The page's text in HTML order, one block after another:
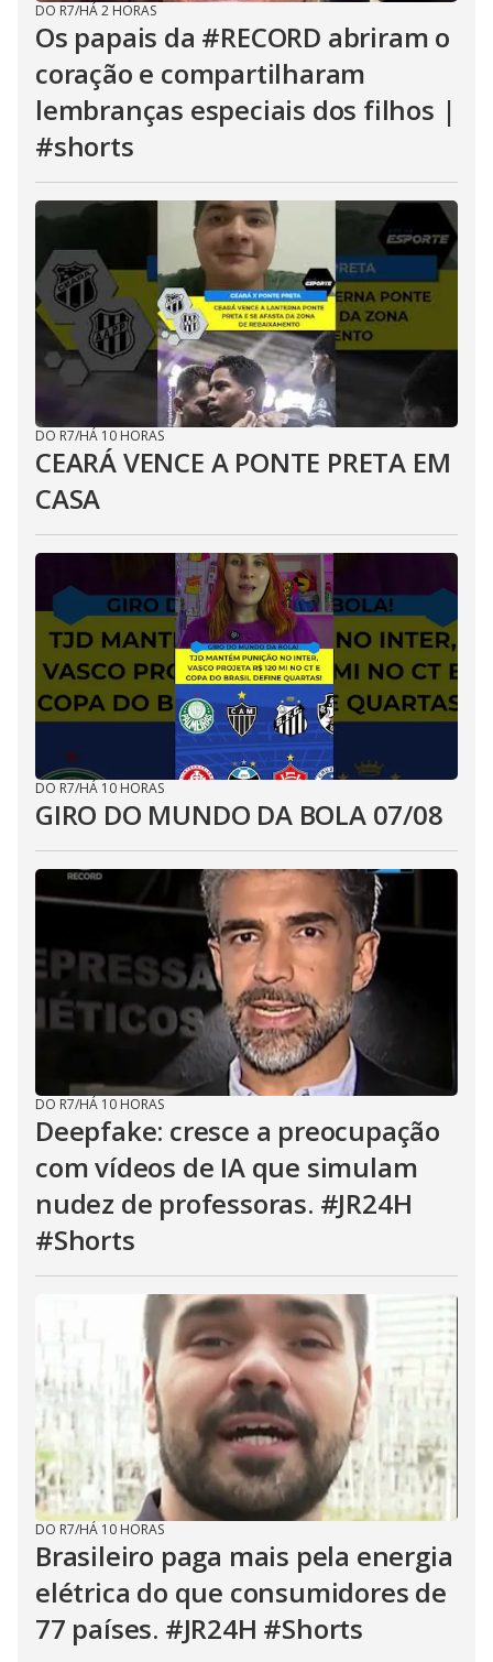
DO R7/HÁ 2 HORAS
Os papais da #RECORD abriram o
coração e compartilharam
lembranças especiais dos filhos |
#shorts
DO R7/HÁ 10 HORAS
CEARÁ VENCE A PONTE PRETA EM
CASA
DO R7/HÁ 10 HORAS
GIRO DO MUNDO DA BOLA 07/08
DO R7/HÁ 10 HORAS
Deepfake: cresce a preocupação
com vídeos de IA que simulam
nudez de professoras. #JR24H
#Shorts
DO R7/HÁ 10 HORAS
Brasileiro paga mais pela energia
elétrica do que consumidores de
77 países. #JR24H #Shorts